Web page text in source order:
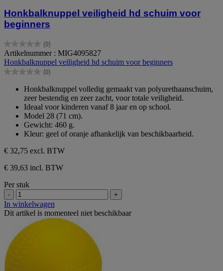
Honkbalknuppel veiligheid hd schuim voor
beginners
(0)
0.0
van
de
5
Artikelnummer : MIG4095827
Honkbalknuppel veiligheid hd schuim voor beginners
(0)
0.0
sterren.
Honkbalknuppel volledig gemaakt van polyurethaanschuim,
zeer bestendig en zeer zacht, voor totale veiligheid.
Ideaal voor kinderen vanaf 8 jaar en op school.
Model 28 (71 cm).
Gewicht: 460 g.
Kleur: geel of oranje afhankelijk van beschikbaarheid.
€ 32,75 excl. BTW
€ 39,63 incl. BTW
Per stuk
- +
In winkelwagen
Dit artikel is momenteel niet beschikbaar